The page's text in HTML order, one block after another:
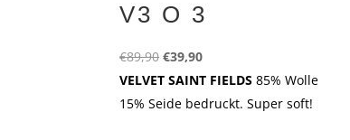
V3 O 3
€89,90 Ursprünglicher
Preis
war:
€39,90Aktueller
Preis
ist:
VELVET SAINT FIELDS 85% Wolle
15% Seide bedruckt. Super soft!